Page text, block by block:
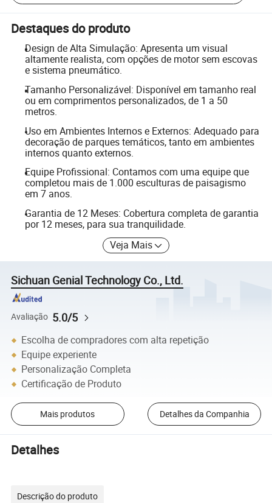
Destaques do produto
Design de Alta Simulação: Apresenta um visual
altamente realista, com opções de motor sem escovas
e sistema pneumático.
Tamanho Personalizável: Disponível em tamanho real
ou em comprimentos personalizados, de 1 a 50
metros.
Uso em Ambientes Internos e Externos: Adequado para
decoração de parques temáticos, tanto em ambientes
internos quanto externos.
Equipe Profissional: Contamos com uma equipe que
completou mais de 1.000 esculturas de paisagismo
em 7 anos.
Garantia de 12 Meses: Cobertura completa de garantia
por 12 meses, para sua tranquilidade.
Veja Mais
Sichuan Genial Technology Co., Ltd.
Avaliação 5.0/5
Escolha de compradores com alta repetição
Equipe experiente
Personalização Completa
Certificação de Produto
Mais produtos Detalhes da Companhia
Detalhes
Descrição do produto